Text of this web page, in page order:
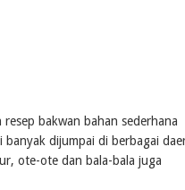
bakwan bahan sederhana
dijumpai di berbagai
ote-ote dan bala-bala juga